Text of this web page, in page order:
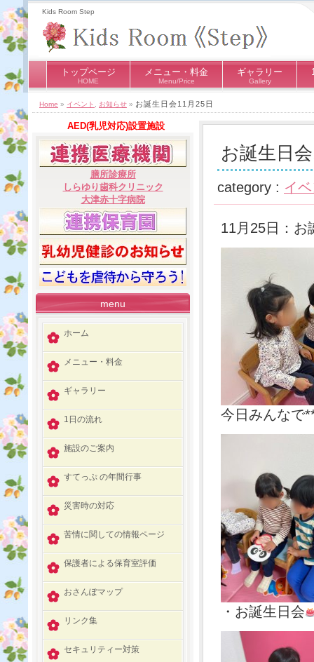
Kids Room Step
トップページ
HOME
メニュー・料金
Menu/Price
ギャラリー
Gallery
Home » イベント お知らせ » お誕生日会11月25日
お誕生日
category : イ
11月25日：お
今日みんなで
・お誕生日会
AED(乳児対応)設置施設
膳所診療所
しらゆり歯科クリニック
大津赤十字病院
menu
ホーム
メニュー・料金
ギャラリー
1日の流れ
施設のご案内
すてっぷ の年間行事
災害時の対応
苦情に関しての情報ページ
保護者による保育室評価
おさんぽマップ
リンク集
セキュリティー対策